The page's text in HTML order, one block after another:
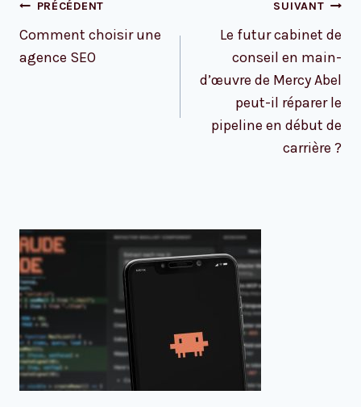
l’article
PRÉCÉDENT
Comment choisir une
agence SEO
SUIVANT
Le futur cabinet de
conseil en main-
d’œuvre de Mercy Abel
peut-il réparer le
pipeline en début de
carrière ?